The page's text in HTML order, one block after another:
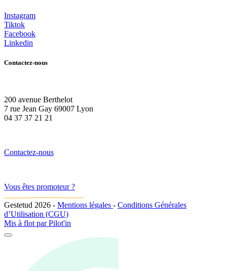
Instagram
Tiktok
Facebook
Linkedin
Contactez-nous
200 avenue Berthelot
7 rue Jean Gay 69007 Lyon
04 37 37 21 21
Contactez-nous
Vous êtes promoteur ?
Gestetud 2026 - Mentions légales - Conditions Générales
d’Utilisation (CGU)
Mis à flot parPilot'in